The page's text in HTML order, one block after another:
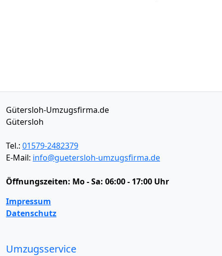
Gütersloh-Umzugsfirma.de
Gütersloh
Tel.: 01579-2482379
E-Mail: info@guetersloh-umzugsfirma.de
Öffnungszeiten: Mo - Sa: 06:00 - 17:00 Uhr
Impressum
Datenschutz
Umzugsservice